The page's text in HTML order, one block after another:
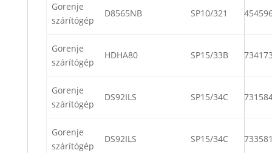
Gorenje
szárítógép
D8565NB SP10/321
Gorenje
szárítógép
HDHA80 SP15/33B
Gorenje
szárítógép
DS92ILS SP15/34C
Gorenje
szárítógép
DS92ILS SP15/34C